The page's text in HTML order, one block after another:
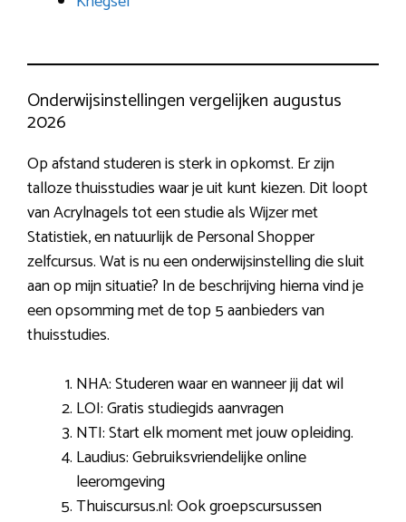
Onderwijsinstellingen vergelijken augustus
2026
Op afstand studeren is sterk in opkomst. Er zijn
talloze thuisstudies waar je uit kunt kiezen. Dit loopt
van Acrylnagels tot een studie als Wijzer met
Statistiek, en natuurlijk de Personal Shopper
zelfcursus. Wat is nu een onderwijsinstelling die sluit
aan op mijn situatie? In de beschrijving hierna vind je
een opsomming met de top 5 aanbieders van
thuisstudies.
NHA: Studeren waar en wanneer jij dat wil
LOI: Gratis studiegids aanvragen
NTI: Start elk moment met jouw opleiding.
Laudius: Gebruiksvriendelijke online
leeromgeving
Thuiscursus.nl: Ook groepscursussen